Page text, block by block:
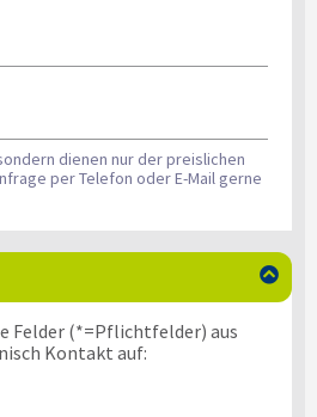
dienen nur der preislichen
per Telefon oder E-Mail gerne

Felder (*=Pflichtfelder) aus
Kontakt auf: